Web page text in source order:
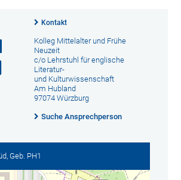
Kontakt
Kolleg Mittelalter und Frühe
Neuzeit
c/o Lehrstuhl für englische
Literatur-
und Kulturwissenschaft
Am Hubland
97074 Würzburg
Suche Ansprechperson
Geb. PH1